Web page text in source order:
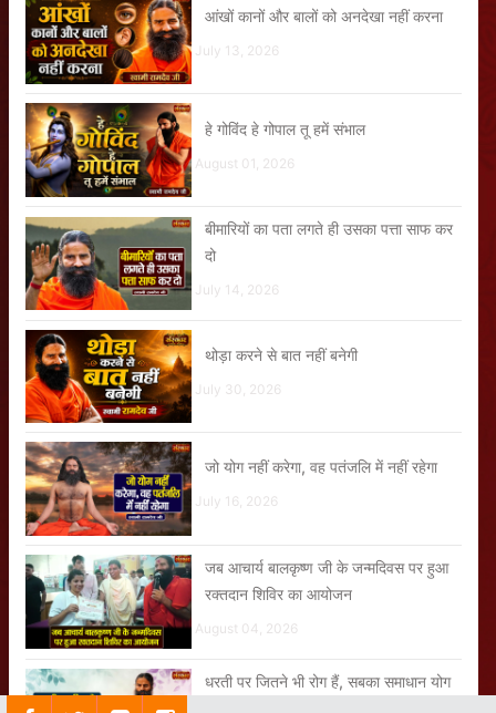
आंखों कानों और बालों को अनदेखा नहीं करना
July 13, 2026
हे गोविंद हे गोपाल तू हमें संभाल
August 01, 2026
बीमारियों का पता लगते ही उसका पत्ता साफ कर
दो
July 14, 2026
थोड़ा करने से बात नहीं बनेगी
July 30, 2026
जो योग नहीं करेगा, वह पतंजलि में नहीं रहेगा
July 16, 2026
जब आचार्य बालकृष्ण जी के जन्मदिवस पर हुआ
रक्तदान शिविर का आयोजन
August 04, 2026
धरती पर जितने भी रोग हैं, सबका समाधान योग